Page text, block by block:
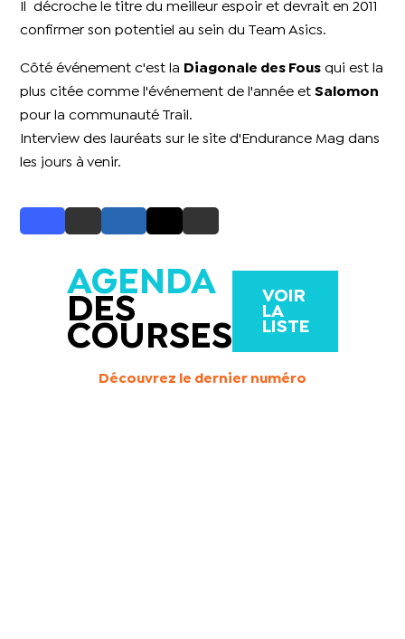
Il décroche le titre dumeilleur espoir et devrait en 2011
confirmer son potentiel au sein du Team Asics.
Côté événement c'est la Diagonale des Fous qui est la
plus citée comme l'événement de l'année etSalomon
pour lacommunauté Trail .
Interview des lauréats sur le site d'Endurance Mag dans
les jours à venir.
AGENDA
DES
COURSES
VOIR
LA
LISTE
Découvrez le dernier numéro